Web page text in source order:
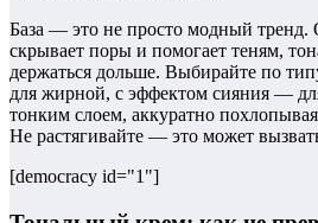
База — это не просто модный тренд.
скрывает поры и помогает теням,
держаться дольше. Выбирайте по
для жирной, с эффектом сияния —
тонким слоем, аккуратно
Не растягивайте — это может
[democracy id="1"]